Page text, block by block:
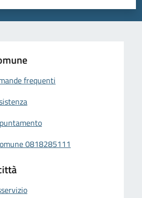
5 stelle su 5
su 5
su 5
5
frequenti
0818285111